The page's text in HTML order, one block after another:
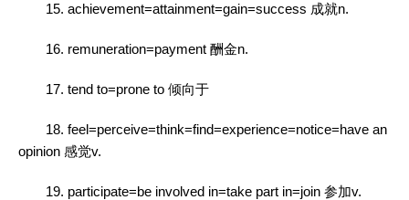
15. achievement=attainment=gain=success 成就n.
16. remuneration=payment 酬金n.
17. tend to=prone to 倾向于
18. feel=perceive=think=find=experience=notice=have an
opinion 感觉v.
19. participate=be involved in=take part in=join 参加v.